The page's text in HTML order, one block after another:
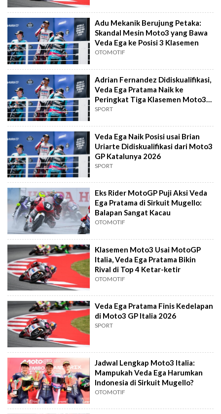
Adu Mekanik Berujung Petaka:
Skandal Mesin Moto3 yang Bawa
Veda Ega ke Posisi 3 Klasemen
OTOMOTIF
Adrian Fernandez Didiskualifikasi,
Veda Ega Pratama Naik ke
Peringkat Tiga Klasemen Moto3
2026
SPORT
Veda Ega Naik Posisi usai Brian
Uriarte Didiskualifikasi dari Moto3
GP Katalunya 2026
SPORT
Eks Rider MotoGP Puji Aksi Veda
Ega Pratama di Sirkuit Mugello:
Balapan Sangat Kacau
OTOMOTIF
Klasemen Moto3 Usai MotoGP
Italia, Veda Ega Pratama Bikin
Rival di Top 4 Ketar-ketir
OTOMOTIF
Veda Ega Pratama Finis Kedelapan
di Moto3 GP Italia 2026
SPORT
Jadwal Lengkap Moto3 Italia:
Mampukah Veda Ega Harumkan
Indonesia di Sirkuit Mugello?
OTOMOTIF